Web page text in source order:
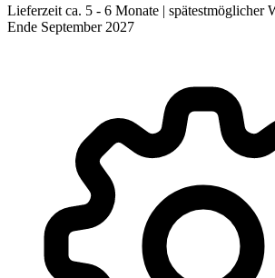
Lieferzeit ca. 5 - 6 Monate | spätestmöglicher
Ende September 2027